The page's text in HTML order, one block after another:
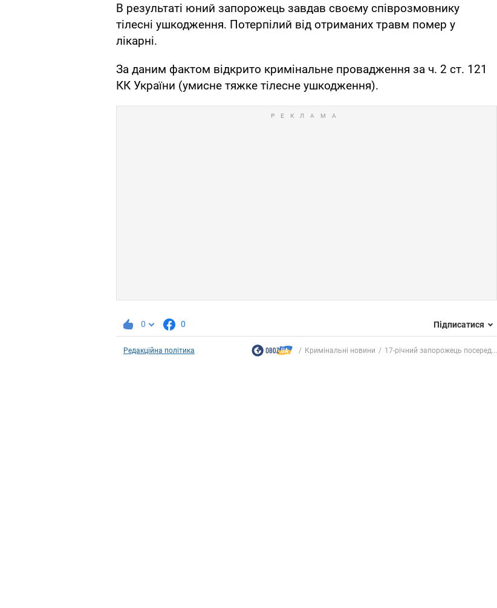
В результаті юний запорожець завдав своєму співрозмовнику
тілесні ушкодження. Потерпілий від отриманих травм помер у
лікарні.
За даним фактом відкрито кримінальне провадження за ч. 2 ст. 121
КК України (умисне тяжке тілесне ушкодження).
0 0 Підписатися
Редакційна політика Кримінальні новини 17-річний запорожець посеред...